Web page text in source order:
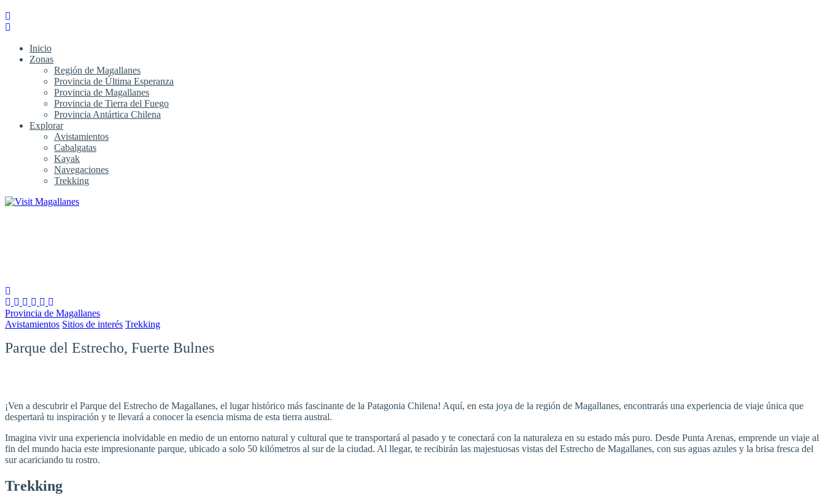
Inicio
Zonas
Región de Magallanes
Provincia de Última Esperanza
Provincia de Magallanes
Provincia de Tierra del Fuego
Provincia Antártica Chilena
Explorar
Avistamientos
Cabalgatas
Kayak
Navegaciones
Trekking
Provincia de Magallanes
Avistamientos Sitios de interés Trekking
Parque del Estrecho, Fuerte Bulnes
¡Ven a descubrir el Parque del Estrecho de Magallanes, el lugar histórico más fascinante de la Patagonia Chilena! Aquí, en esta joya de la región de Magallanes, encontrarás una experiencia de viaje única que
despertará tu inspiración y te llevará a conocer la esencia misma de esta tierra austral.
Imagina vivir una experiencia inolvidable en medio de un entorno natural y cultural que te transportará al pasado y te conectará con la naturaleza en su estado más puro. Desde Punta Arenas, emprende un viaje al
fin del mundo hacia este impresionante parque, ubicado a solo 50 kilómetros al sur de la ciudad. Al llegar, te recibirán las majestuosas vistas del Estrecho de Magallanes, con sus aguas azules y la brisa fresca del
sur acariciando tu rostro.
Trekking